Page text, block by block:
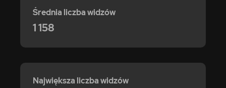
Średnia liczba widzów
1 158
Największa liczba widzów